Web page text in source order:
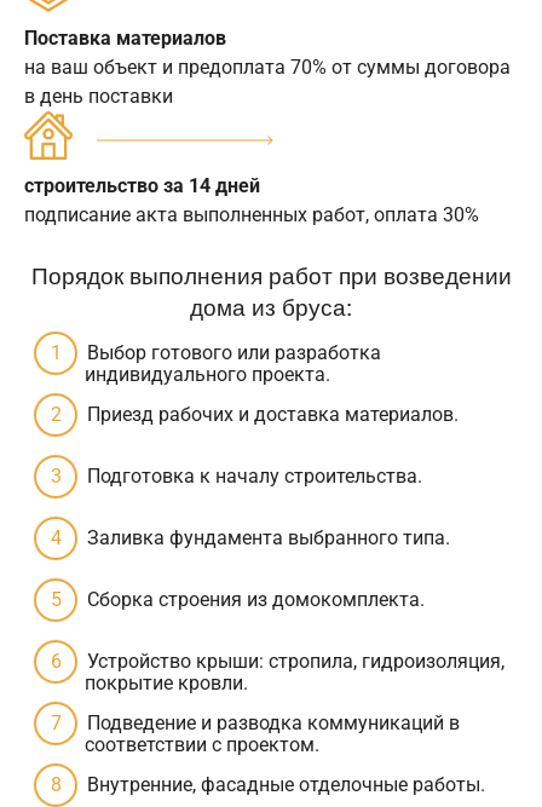
Поставка материалов
на ваш объект и предоплата 70% от суммы договора
в день поставки
строительство за 14 дней
подписание акта выполненных работ, оплата 30%
Порядок выполнения работ при возведении
дома из бруса:
Выбор готового или разработка
индивидуального проекта.
Приезд рабочих и доставка материалов.
Подготовка к началу строительства.
Заливка фундамента выбранного типа.
Сборка строения из домокомплекта.
Устройство крыши: стропила, гидроизоляция,
покрытие кровли.
Подведение и разводка коммуникаций в
соответствии с проектом.
Внутренние, фасадные отделочные работы.